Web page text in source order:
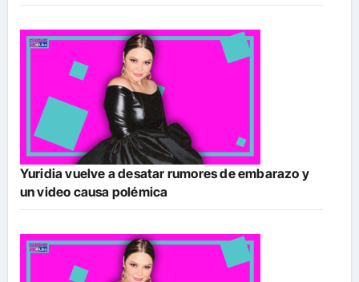
Yuridia vuelve a desatar rumores de embarazo y
un video causa polémica